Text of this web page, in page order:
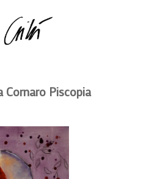
Cornaro Piscopia